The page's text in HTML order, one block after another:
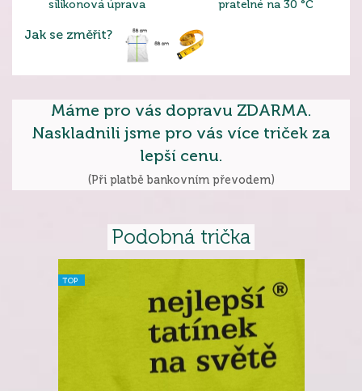
silikonová úprava pratelné na 30 °C
Jak se změřit?
Máme pro vás dopravu ZDARMA.
Naskladnili jsme pro vás více triček za
lepší cenu.
(Při platbě bankovním převodem)
Podobná trička
TOP